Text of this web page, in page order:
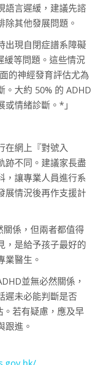
語言遲緩，建議先諮
其他發展問題。
出現自閉症譜系障礙
緩等問題。這些情況
的神經發育評估尤為
。大約 50% 的 ADHD
情緒診斷。*」
在網上『對號入
跡不同。建議家長盡
，讓專業人員進行系
展情況後再作支援計
係，但兩者都值得
，是給予孩子最好的
業醫生。
並無必然關係，
遲未必能判斷是否
若有疑慮，應及早
跟進。